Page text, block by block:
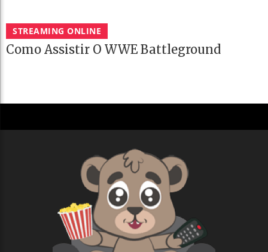
STREAMING ONLINE
Como Assistir O WWE Battleground